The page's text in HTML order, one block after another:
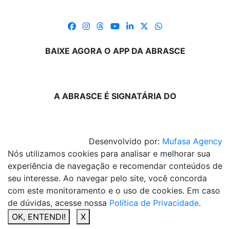
BAIXE AGORA O APP DA ABRASCE
A ABRASCE É SIGNATÁRIA DO
Desenvolvido por: Mufasa Agency
Nós utilizamos cookies para analisar e melhorar sua
experiência de navegação e recomendar conteúdos de
seu interesse. Ao navegar pelo site, você concorda
com este monitoramento e o uso de cookies. Em caso
de dúvidas, acesse nossa Política de Privacidade.
OK, ENTENDI!
X